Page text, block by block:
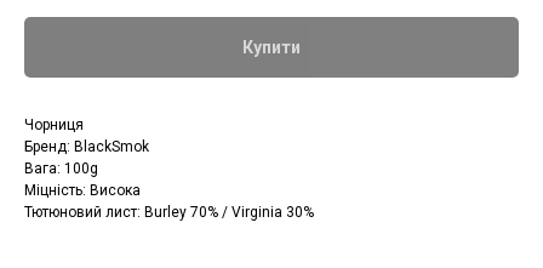
Купити
Чорниця
Бренд: BlackSmok
Вага: 100g
Міцність: Висока
Тютюновий лист: Burley 70% / Virginia 30%